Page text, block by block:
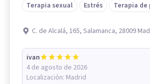
Terapia sexual
Estrés Terapia de
C. de Alcalá, 165, Salamanca, 28009
ivan
4 de agosto de 2026
Localización: Madrid